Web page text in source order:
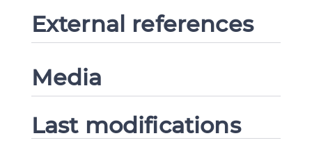
External references
Media
Last modifications